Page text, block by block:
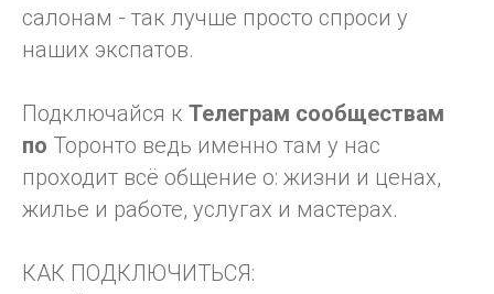
салонам - так лучше просто спроси у
наших экспатов.
Подключайся к Телеграм сообществам
по Торонто ведь именно там у нас
проходит всё общение о: жизни и ценах,
жилье и работе, услугах и мастерах.
КАК ПОДКЛЮЧИТЬСЯ: